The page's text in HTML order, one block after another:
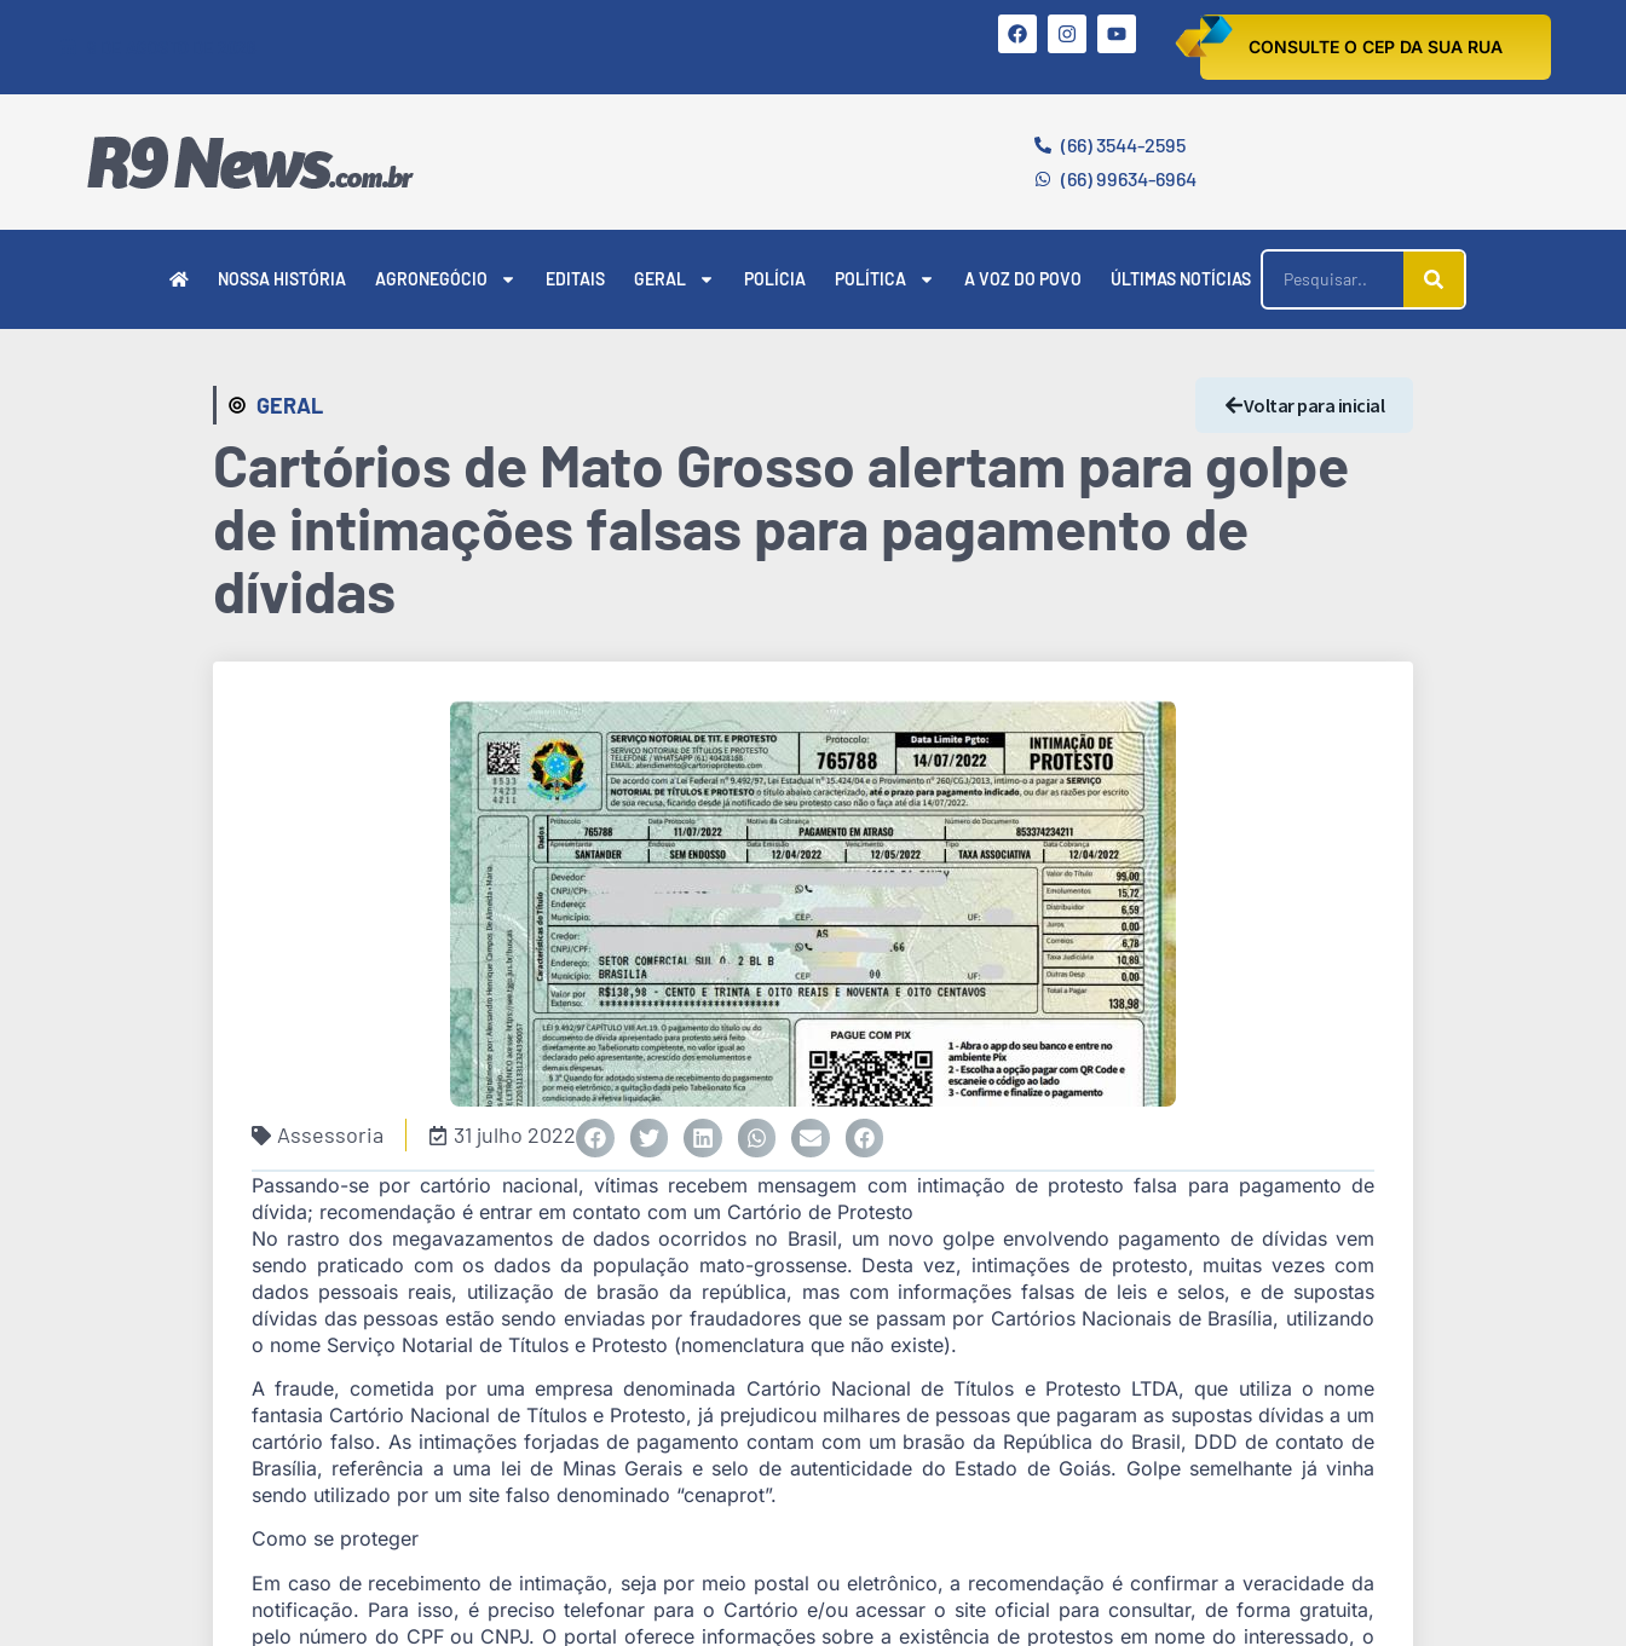
CONSULTE O CEP DA SUA RUA
(66) 3544-2595
(66) 99634-6964
NOSSA HISTÓRIA AGRONEGÓCIO EDITAIS GERAL POLÍCIA POLÍTICA A VOZ DO POVO ÚLTIMAS NOTÍCIAS
GERAL Voltar para inicial
Cartórios de Mato Grosso alertam para golpe
de intimações falsas para pagamento de
dívidas
Assessoria 31 julho 2022
Passando-se por cartório nacional, vítimas recebem mensagem com intimação de protesto falsa para pagamento de
dívida; recomendação é entrar em contato com um Cartório de Protesto
No rastro dos megavazamentos de dados ocorridos no Brasil, um novo golpe envolvendo pagamento de dívidas vem
sendo praticado com os dados da população mato-grossense. Desta vez, intimações de protesto, muitas vezes com
dados pessoais reais, utilização de brasão da república, mas com informações falsas de leis e selos, e de supostas
dívidas das pessoas estão sendo enviadas por fraudadores que se passam por Cartórios Nacionais de Brasília, utilizando
o nome Serviço Notarial de Títulos e Protesto (nomenclatura que não existe).
A fraude, cometida por uma empresa denominada Cartório Nacional de Títulos e Protesto LTDA, que utiliza o nome
fantasia Cartório Nacional de Títulos e Protesto, já prejudicou milhares de pessoas que pagaram as supostas dívidas a um
cartório falso. As intimações forjadas de pagamento contam com um brasão da República do Brasil, DDD de contato de
Brasília, referência a uma lei de Minas Gerais e selo de autenticidade do Estado de Goiás. Golpe semelhante já vinha
sendo utilizado por um site falso denominado “cenaprot”.
Como se proteger
Em caso de recebimento de intimação, seja por meio postal ou eletrônico, a recomendação é confirmar a veracidade da
notificação. Para isso, é preciso telefonar para o Cartório e/ou acessar o site oficial para consultar, de forma gratuita,
pelo número do CPF ou CNPJ. O portal oferece informações sobre a existência de protestos em nome do interessado, o